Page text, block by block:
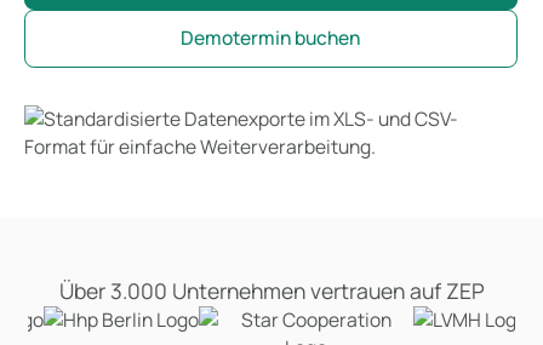
Demotermin buchen
Über 3.000 Unternehmen vertrauen auf ZEP